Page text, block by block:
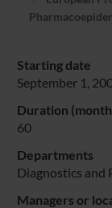
Starting date
September 1,
Duration
60
Departments
Diagnostics and
Managers or